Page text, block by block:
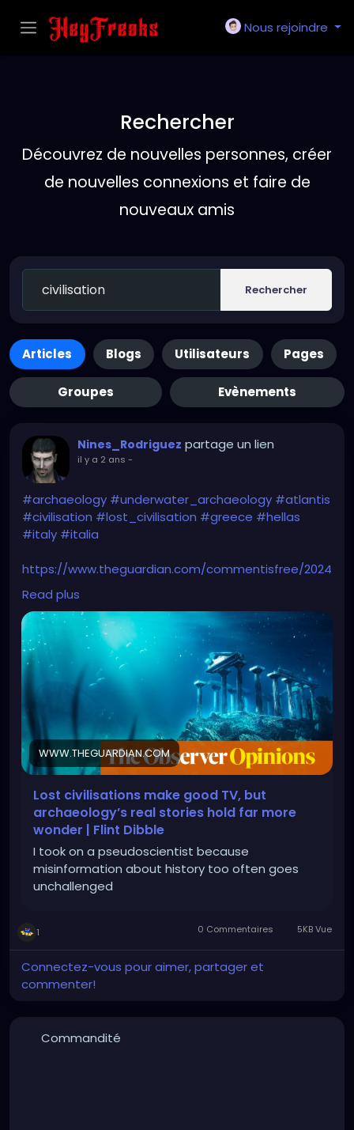
Nous rejoindre
Rechercher
Découvrez de nouvelles personnes, créer
de nouvelles connexions et faire de
nouveaux amis
Rechercher
Articles Blogs Utilisateurs Pages
Groupes Evènements
Nines_Rodriguez partage un lien
il y a 2 ans -
#archaeology #underwater_archaeology #atlantis
#civilisation #lost_civilisation #greece #hellas
#italy #italia
https://www.theguardian.com/commentisfree/2024
/apr/28/lost-civilisations-make-good-tv-ancient-
apocalypse-but-archaeology-real-stories-hold-
far-more-wonder
Read plus
WWW.THEGUARDIAN.COM
Lost civilisations make good TV, but
archaeology’s real stories hold far more
wonder | Flint Dibble
I took on a pseudoscientist because
misinformation about history too often goes
unchallenged
1 0 Commentaires 5KB Vue
Connectez-vous pour aimer, partager et
commenter!
Commandité